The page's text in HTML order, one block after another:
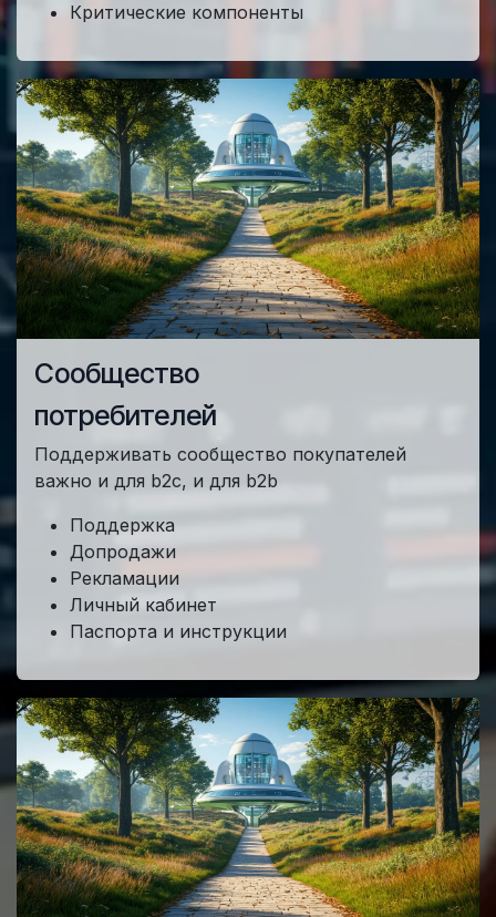
Критические компоненты
Сообщество
потребителей
Поддерживать сообщество покупателей
важно и для b2c, и для b2b
Поддержка
Допродажи
Рекламации
Личный кабинет
Паспорта и инструкции